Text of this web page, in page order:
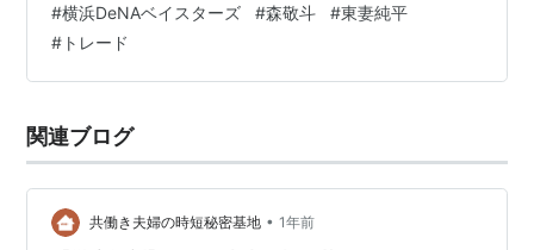
ーチを刷新するしかないでしょうが、ひとまず今後につ
ながる戦力活性化のためにトレードで来てほしい選手を
考えます。 1.横浜から出せそうな選手 若さや成績などの
られる選手は売ることを考えてもよさそう。 ・森敬斗
(23) ポテンシャル十分ながら試行錯誤の続…
#横浜DeNAベイスターズ #森敬斗 #東妻純平
# トレード
関連ブログ
共働き夫婦の時短秘密基地 • 1年前